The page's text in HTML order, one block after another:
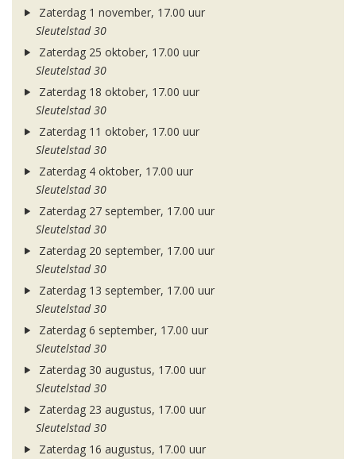
Zaterdag 1 november, 17.00 uur
Sleutelstad 30
Zaterdag 25 oktober, 17.00 uur
Sleutelstad 30
Zaterdag 18 oktober, 17.00 uur
Sleutelstad 30
Zaterdag 11 oktober, 17.00 uur
Sleutelstad 30
Zaterdag 4 oktober, 17.00 uur
Sleutelstad 30
Zaterdag 27 september, 17.00 uur
Sleutelstad 30
Zaterdag 20 september, 17.00 uur
Sleutelstad 30
Zaterdag 13 september, 17.00 uur
Sleutelstad 30
Zaterdag 6 september, 17.00 uur
Sleutelstad 30
Zaterdag 30 augustus, 17.00 uur
Sleutelstad 30
Zaterdag 23 augustus, 17.00 uur
Sleutelstad 30
Zaterdag 16 augustus, 17.00 uur